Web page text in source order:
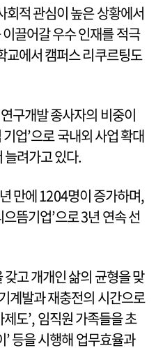
회적 관심이 높은 상황에서
끌어갈 우수 인재를 적극
교에서 캠퍼스 리쿠르팅도
구개발 종사자의 비중이
업’으로 국내외 사업 확대
늘려가고 있다.
만에 1204명이 증가하며,
뜸기업’으로 3년 연속 선
고 개개인 삶의 균형을 맞
계발과 재충전의 시간으로
도’, 임직원 가족들을 초
등을 시행해 업무효율과